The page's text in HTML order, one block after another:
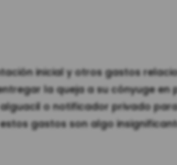
inicial y otros gastos
la queja a su cónyuge en
o notificador privado
gastos son algo